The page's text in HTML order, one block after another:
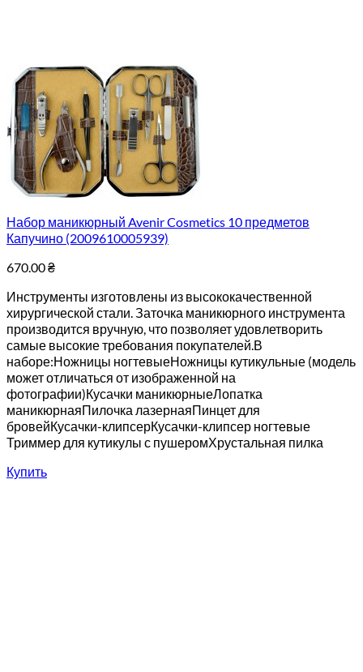
Набор маникюрный Avenir Cosmetics 10 предметов
Капучино (2009610005939)
670.00₴
Инструменты изготовлены из высококачественной
хирургической стали. Заточка маникюрного инструмента
производится вручную, что позволяет удовлетворить
самые высокие требования покупателей.В
наборе:Ножницы ногтевыеНожницы кутикульные (модель
может отличаться от изображенной на
фотографии)Кусачки маникюрныеЛопатка
маникюрнаяПилочка лазернаяПинцет для
бровейКусачки-клипсерКусачки-клипсер ногтевые
Триммер для кутикулы с пушеромХрустальная пилка
Купить